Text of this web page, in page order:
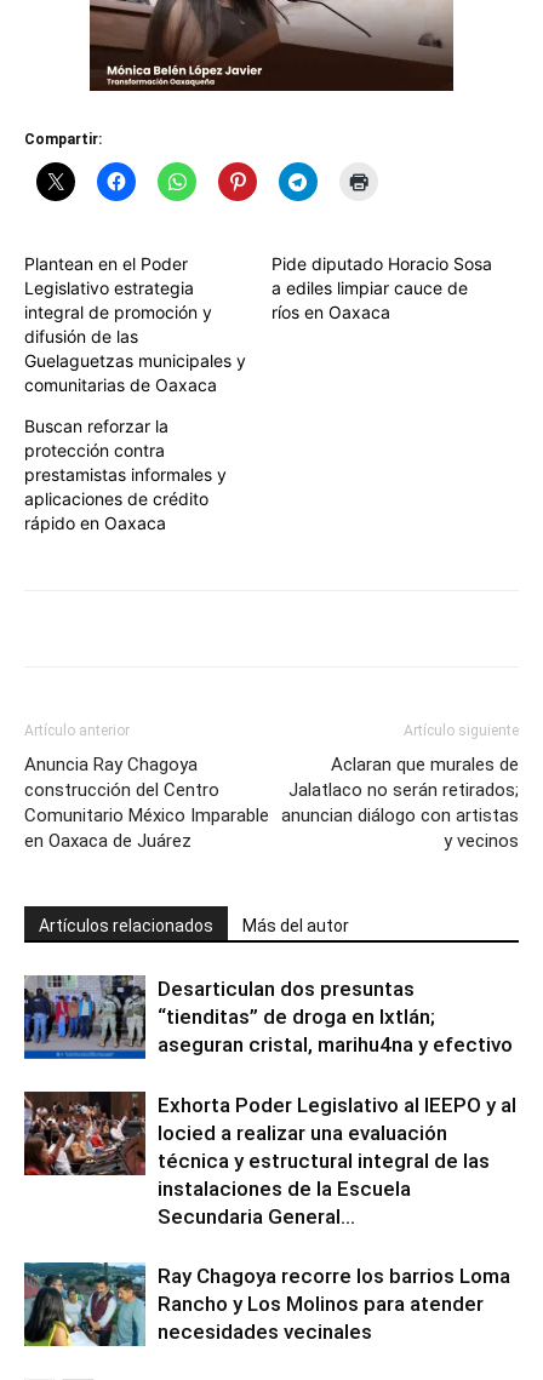
Compartir:
Plantean en el Poder
Legislativo estrategia
integral de promoción y
difusión de las
Guelaguetzas municipales y
comunitarias de Oaxaca
Pide diputado Horacio Sosa
a ediles limpiar cauce de
ríos en Oaxaca
Buscan reforzar la
protección contra
prestamistas informales y
aplicaciones de crédito
rápido en Oaxaca
Artículo anterior
Anuncia Ray Chagoya
construcción del Centro
Comunitario México Imparable
en Oaxaca de Juárez
Artículo siguiente
Aclaran que murales de
Jalatlaco no serán retirados;
anuncian diálogo con artistas
y vecinos
Artículos relacionados Más del autor
Desarticulan dos presuntas
“tienditas” de droga en Ixtlán;
aseguran cristal, marihu4na y efectivo
Exhorta Poder Legislativo al IEEPO y al
Iocied a realizar una evaluación
técnica y estructural integral de las
instalaciones de la Escuela
Secundaria General...
Ray Chagoya recorre los barrios Loma
Rancho y Los Molinos para atender
necesidades vecinales